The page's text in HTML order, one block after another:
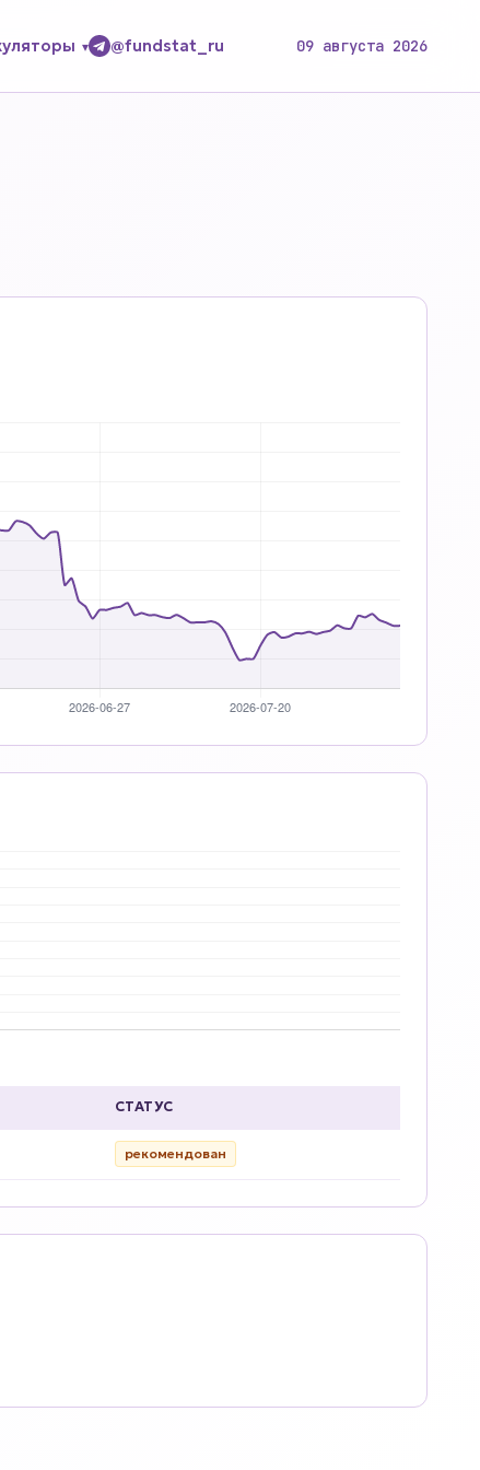
@fundstat_ru 09 августа 2026
СТАТУС
рекомендован